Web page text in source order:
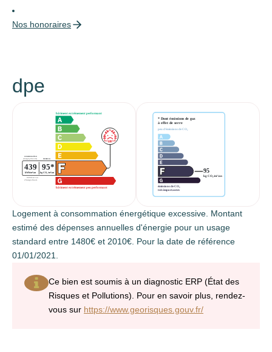
Nos honoraires
dpe
Logement à consommation énergétique excessive. Montant
estimé des dépenses annuelles d'énergie pour un usage
standard entre 1480€ et 2010€. Pour la date de référence
01/01/2021.
Ce bien est soumis à un diagnostic ERP (État des
Risques et Pollutions). Pour en savoir plus, rendez-
vous sur https://www.georisques.gouv.fr/